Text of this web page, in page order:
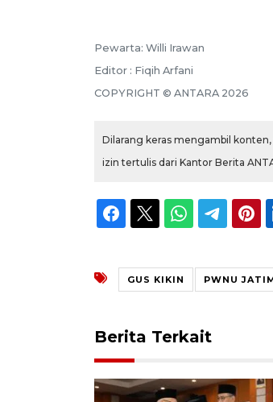
Pewarta: Willi Irawan
Editor : Fiqih Arfani
COPYRIGHT © ANTARA 2026
Dilarang keras mengambil
izin tertulis dari Kantor Berita
GUS KIKIN PWNU
Berita Terkait